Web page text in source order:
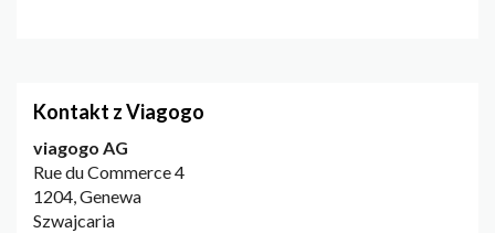
Kontakt z Viagogo
viagogo AG
Rue du Commerce 4
1204, Genewa
Szwajcaria